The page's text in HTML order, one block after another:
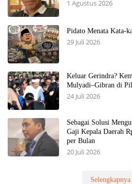
1 Agustus 2026
Pidato Menata Kata-
29 Juli 2026
Keluar Gerindra?
Mulyadi–Gibran di
24 Juli 2026
Sebagai Solusi
Gaji Kepala Daerah
per Bulan
20 Juli 2026
Selengkapnya